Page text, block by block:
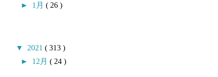
► 1月( 26 )
▼ 2021( 313 )
► 12月( 24 )